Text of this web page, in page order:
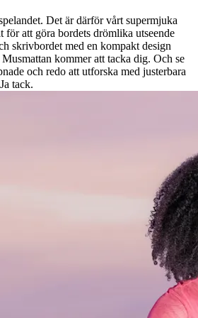
Det är därför vårt supermjuka
för att göra bordets drömlika utseende
skrivbordet med en kompakt design
kommer att tacka dig. Och se
och redo att utforska med justerbara
tack.